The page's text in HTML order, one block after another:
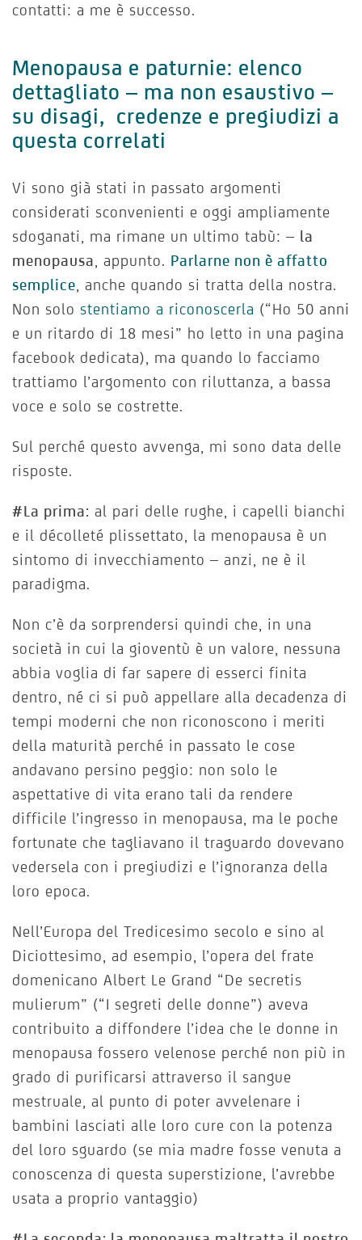
contatti: a me è successo.
Menopausa e paturnie: elenco
dettagliato – ma non esaustivo –
su disagi, credenze e pregiudizi a
questa correlati
Vi sono già stati in passato argomenti
considerati sconvenienti e oggi ampliamente
sdoganati, ma rimane un ultimo tabù: – la
menopausa , appunto. Parlarne non è affatto
semplice , anche quando si tratta della nostra.
Non solo stentiamo a riconoscerla (“Ho 50 anni
e un ritardo di 18 mesi” ho letto in una pagina
facebook dedicata), ma quando lo facciamo
trattiamo l’argomento con riluttanza, a bassa
voce e solo se costrette.
Sul perché questo avvenga, mi sono data delle
risposte.
#La prima: al pari delle rughe, i capelli bianchi
e il décolleté plissettato, la menopausa è un
sintomo di invecchiamento – anzi, ne è il
paradigma.
Non c’è da sorprendersi quindi che, in una
società in cui la gioventù è un valore, nessuna
abbia voglia di far sapere di esserci finita
dentro, né ci si può appellare alla decadenza di
tempi moderni che non riconoscono i meriti
della maturità perché in passato le cose
andavano persino peggio: non solo le
aspettative di vita erano tali da rendere
difficile l’ingresso in menopausa, ma le poche
fortunate che tagliavano il traguardo dovevano
vedersela con i pregiudizi e l’ignoranza della
loro epoca.
Nell’Europa del Tredicesimo secolo e sino al
Diciottesimo, ad esempio, l’opera del frate
domenicano Albert Le Grand “De secretis
mulierum” (“I segreti delle donne”) aveva
contribuito a diffondere l’idea che le donne in
menopausa fossero velenose perché non più in
grado di purificarsi attraverso il sangue
mestruale, al punto di poter avvelenare i
bambini lasciati alle loro cure con la potenza
del loro sguardo (se mia madre fosse venuta a
conoscenza di questa superstizione, l’avrebbe
usata a proprio vantaggio)